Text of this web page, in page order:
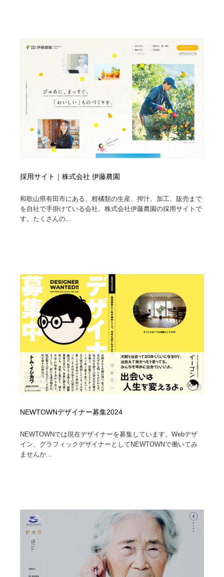
採用サイト｜株式会社 伊藤農園
和歌山県有田市にある、柑橘類の生産、搾汁、加工、販売まで
を自社で手掛けている会社。株式会社伊藤農園の採用サイトで
す。たくさんの...
NEWTOWNデザイナー募集2024
NEWTOWNでは現在デザイナーを募集しています。Webデザ
イン、グラフィックデザイナーとしてNEWTOWNで働いてみ
ませんか...